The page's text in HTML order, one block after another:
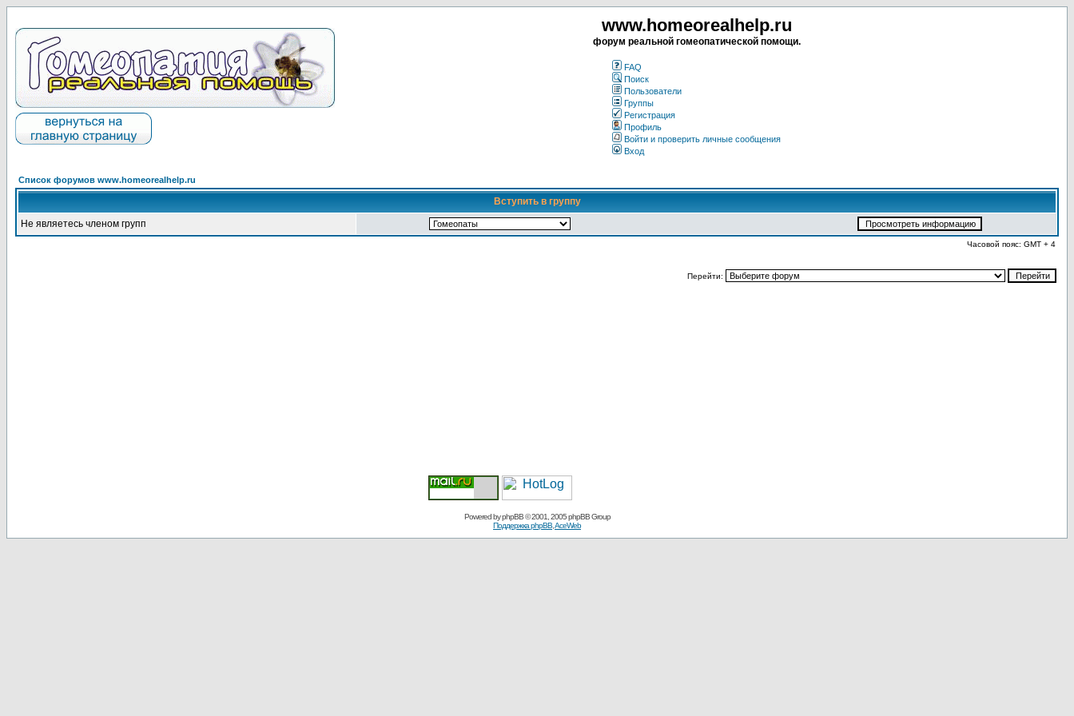
www.homeorealhelp.ru
форум реальной гомеопатической помощи.
FAQ
Поиск
Пользователи
Группы
Регистрация
Профиль
Войти и проверить личные сообщения
Вход
Список форумов www.homeorealhelp.ru
Вступить в группу
Не являетесь членом групп
Часовой пояс: GMT + 4
Перейти:
Powered byphpBB© 2001, 2005 phpBB Group
Поддержка phpBB AceWeb